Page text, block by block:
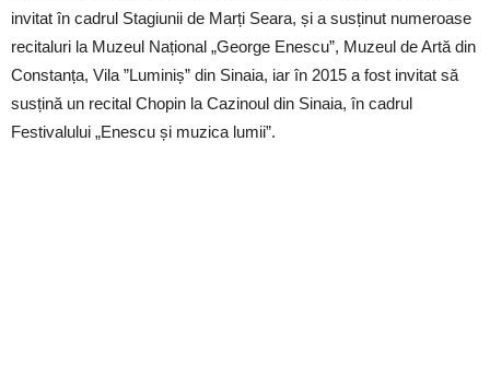
invitat în cadrul Stagiunii de Marți Seara, și a susținut numeroase
recitaluri la Muzeul Național „George Enescu”, Muzeul de Artă din
Constanța, Vila ”Luminiș” din Sinaia, iar în 2015 a fost invitat să
susțină un recital Chopin la Cazinoul din Sinaia, în cadrul
Festivalului „Enescu și muzica lumii”.